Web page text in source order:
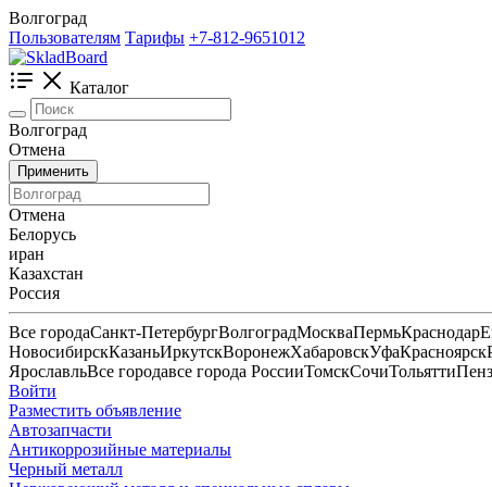
Волгоград
Пользователям Тарифы +7-812-9651012
Каталог
Волгоград
Отмена
Применить
Отмена
Белорусь
иран
Казахстан
Россия
Все городаСанкт-ПетербургВолгоградМоскваПермьКраснодар
НовосибирскКазаньИркутскВоронежХабаровскУфаКрасноярск
ЯрославльВсе городавсе города РоссииТомскСочиТольятти
Войти
Разместить объявление
Автозапчасти
Антикоррозийные материалы
Черный металл